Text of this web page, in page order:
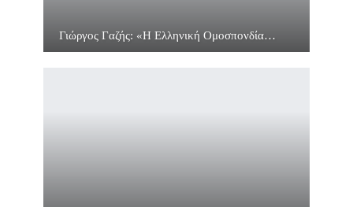
Γιώργος Γαζής: «Η Ελληνική Ομοσπονδία…